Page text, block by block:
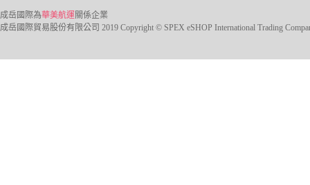
成岳國際為華美航運關係企業
成岳國際貿易股份有限公司 2019 Copyright © SPEX eSHOP International Trading